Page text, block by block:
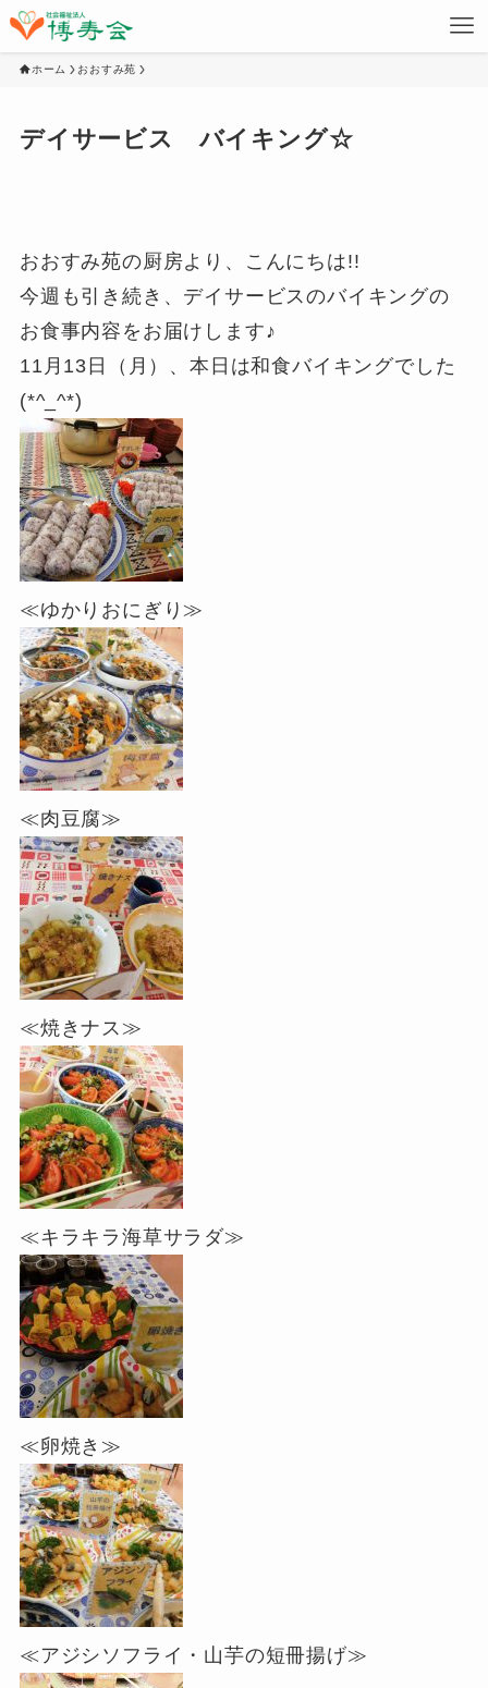
ホーム おおすみ苑
デイサービス バイキング☆
おおすみ苑の厨房より、こんにちは!!
今週も引き続き、デイサービスのバイキングの
お食事内容をお届けします♪
11月13日（月）、本日は和食バイキングでした
(*^_^*)
≪ゆかりおにぎり≫
≪肉豆腐≫
≪焼きナス≫
≪キラキラ海草サラダ≫
≪卵焼き≫
≪アジシソフライ・山芋の短冊揚げ≫